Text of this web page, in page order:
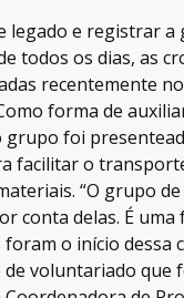
legado e registrar a
todos os dias, as
recentemente
forma de
grupo foi
facilitar o
“O grupo
conta delas. É uma
foram o início dessa
voluntariado que